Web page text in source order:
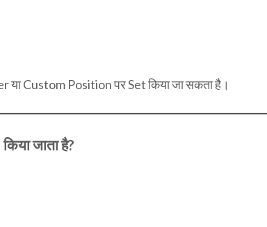
Custom Position पर Set किया जा सकता है।
जाता है?